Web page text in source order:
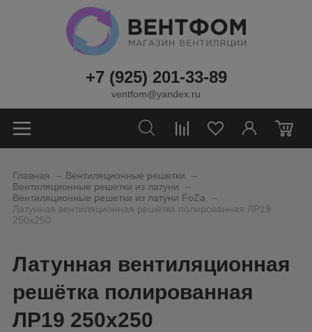
+7 (925) 201-33-89
ventfom@yandex.ru
0
Главная Вентиляционные решетки
Вентиляционные решетки из латуни _
Вентиляционные решетки из латуни FoZa
Латунная вентиляционная решётка полированная ЛР19
250х250
Латунная вентиляционная
решётка полированная
ЛР19 250х250